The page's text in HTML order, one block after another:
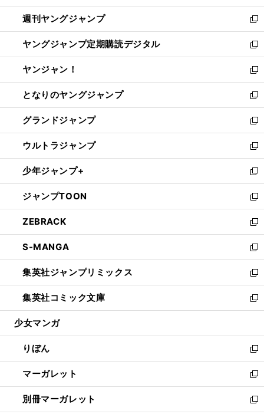
開
く
ウ
で
開
く
ン
ド
ウ
で
開
く
ウ
ィ
ン
ド
ウ
で
開
く
週刊ヤングジャンプ
新
し
い
ウ
ィ
ン
ド
ウ
で
開
く
ヤングジャンプ定期購読デジタル
新
し
い
ウ
ィ
ン
ド
ウ
で
開
く
ヤンジャン！
新
し
い
ウ
ィ
ン
ド
ウ
で
開
く
となりのヤングジャンプ
新
し
い
ウ
ィ
ン
ド
ウ
で
開
く
グランドジャンプ
新
し
い
ウ
ィ
ン
ド
ウ
で
開
く
ウルトラジャンプ
新
し
い
ウ
ィ
ン
ド
ウ
で
開
く
少年ジャンプ+
新
し
い
ウ
ィ
ン
ド
ウ
で
開
く
ジャンプTOON
新
し
い
ウ
ィ
ン
ド
ウ
で
開
ZEBRACK
新
し
い
ウ
ィ
ン
ド
ウ
開
く
S-MANGA
新
し
い
ウ
ィ
ン
ウ
で
開
く
集英社ジャンプリミックス
新
し
い
ウ
ン
ド
ウ
で
開
く
集英社コミック文庫
新
し
ウ
ィ
ン
ド
ウ
で
開
少女マンガ
りぼん
新
し
い
ウ
ィ
マーガレット
新
し
い
別冊マーガレット
新